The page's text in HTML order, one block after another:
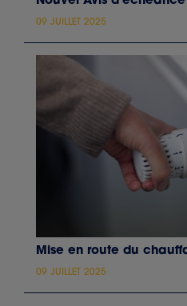
09 JUILLET 2025
Mise en route du
09 JUILLET 2025